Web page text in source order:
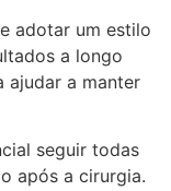
adotar um estilo
a longo
ajudar a manter
seguir todas
após a cirurgia.